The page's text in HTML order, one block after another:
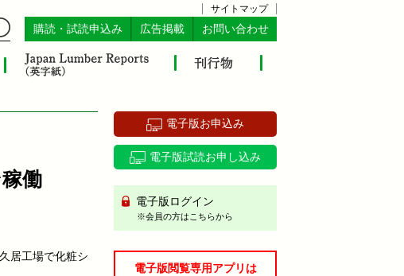
サイトマップ
購読・試読申込み 広告掲載 お問い合わせ
働
居工場で化粧シ
電子版お申込み
電子版試読お申し込み
電子版ログイン
※会員の方はこちらから
電子版閲覧専用アプリは